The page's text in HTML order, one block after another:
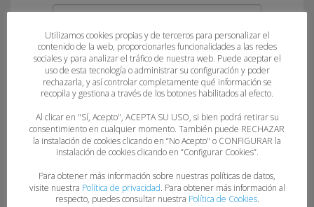
Nombre*
Correo electrónico*
Utilizamos cookies propias y de terceros para personalizar el
contenido de la web, proporcionarles funcionalidades a las redes
sociales y para analizar el tráfico de nuestra web. Puede aceptar el
uso de esta tecnología o administrar su configuración y poder
rechazarla, y así controlar completamente qué información se
recopila y gestiona a través de los botones habilitados al efecto.
Al clicar en "Sí, Acepto", ACEPTA SU USO, si bien podrá retirar su
consentimiento en cualquier momento. También puede RECHAZAR
la instalación de cookies clicando en “No Acepto" o CONFIGURAR la
instalación de cookies clicando en “Configurar Cookies”.
Para obtener más información sobre nuestras políticas de datos,
visite nuestra Política de privacidad. Para obtener más información al
respecto, puedes consultar nuestra Política de Cookies.